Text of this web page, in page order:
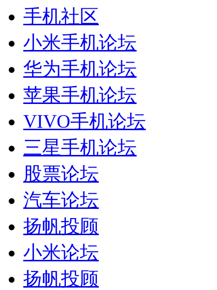
手机社区
小米手机论坛
华为手机论坛
苹果手机论坛
VIVO手机论坛
三星手机论坛
股票论坛
汽车论坛
扬帆投顾
小米论坛
扬帆投顾